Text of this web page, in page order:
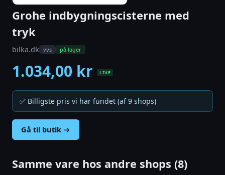
Grohe indbygningscisterne med
tryk
bilka.dk vvs på lager
1.034,00 kr LIVE
✅ Billigste pris vi har fundet (af 9 shops)
Gå til butik →
Samme vare hos andre shops (8)